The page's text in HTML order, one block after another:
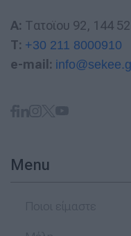
A: Τατοϊου 92, 144
T: +30 211 8000910
e-mail:
Menu